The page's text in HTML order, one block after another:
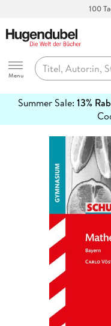
100
Hugendubel
Menu
Summer Sale: 13%
erfahren